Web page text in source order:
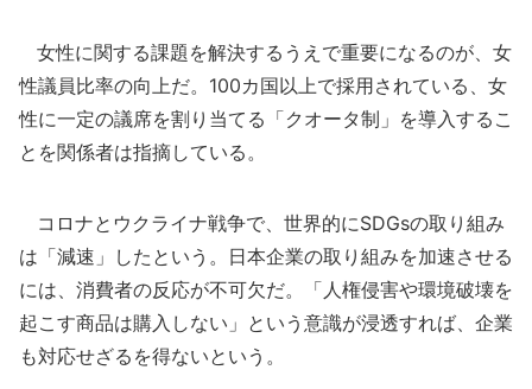
女性に関する課題を解決するうえで重要になるのが、女
性議員比率の向上だ。100カ国以上で採用されている、女
性に一定の議席を割り当てる「クオータ制」を導入するこ
とを関係者は指摘している。
コロナとウクライナ戦争で、世界的にSDGsの取り組み
は「減速」したという。日本企業の取り組みを加速させる
には、消費者の反応が不可欠だ。「人権侵害や環境破壊を
起こす商品は購入しない」という意識が浸透すれば、企業
も対応せざるを得ないという。